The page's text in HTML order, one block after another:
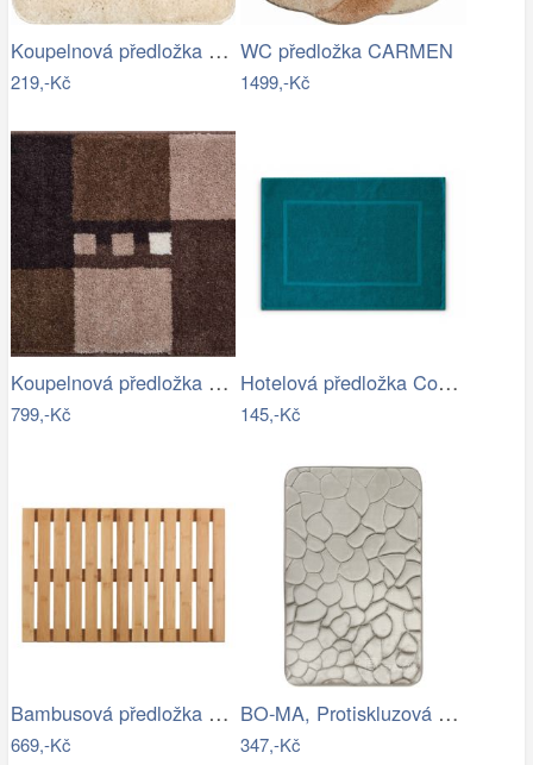
Koupelnová předložka Optima 55x55 cm…
219,-Kč
WC předložka CARMEN
1499,-Kč
Koupelnová předložka MERKUR
799,-Kč
Hotelová předložka Comfort azurová 750g…
145,-Kč
Bambusová předložka WENKO
669,-Kč
BO-MA, Protiskluzová koupelnová…
347,-Kč